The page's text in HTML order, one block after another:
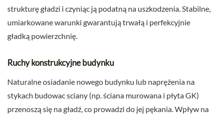
strukturę gładzi i czyniąc ją podatną na uszkodzenia. Stabilne,
umiarkowane warunki gwarantują trwałą i perfekcyjnie
gładką powierzchnię.
Ruchy konstrukcyjne budynku
Naturalne osiadanie nowego budynku lub naprężenia na
stykach budowac sciany (np. ściana murowana i płyta GK)
przenoszą się na gładź, co prowadzi do jej pękania. Wpływ na